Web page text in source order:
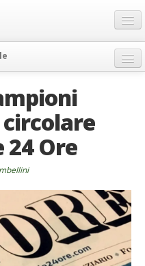
circolare
24 Ore